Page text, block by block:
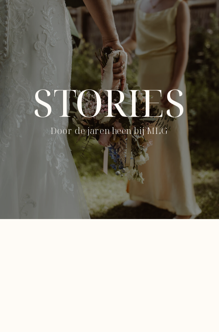
Door de jaren heen bij MLG
STORIES